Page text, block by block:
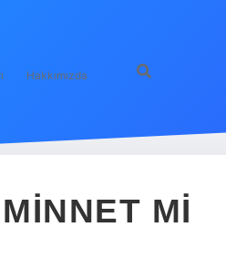
Hakkımızda
MI